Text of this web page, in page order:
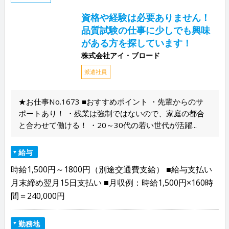
資格や経験は必要ありません！
品質試験の仕事に少しでも興味
がある方を探しています！
株式会社アイ・ブロード
派遣社員
★お仕事No.1673 ■おすすめポイント ・先輩からのサ
ポートあり！ ・残業は強制ではないので、家庭の都合
と合わせて働ける！ ・20～30代の若い世代が活躍...
給与
時給1,500円～1800円（別途交通費支給） ■給与支払い
月末締め翌月15日支払い ■月収例：時給1,500円×160時
間＝240,000円
勤務地